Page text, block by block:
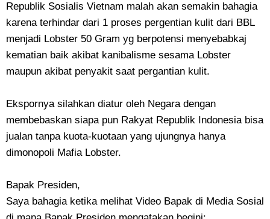
Republik Sosialis Vietnam malah akan semakin bahagia
karena terhindar dari 1 proses pergentian kulit dari BBL
menjadi Lobster 50 Gram yg berpotensi menyebabkaj
kematian baik akibat kanibalisme sesama Lobster
maupun akibat penyakit saat pergantian kulit.
Ekspornya silahkan diatur oleh Negara dengan
membebaskan siapa pun Rakyat Republik Indonesia bisa
jualan tanpa kuota-kuotaan yang ujungnya hanya
dimonopoli Mafia Lobster.
Bapak Presiden,
Saya bahagia ketika melihat Video Bapak di Media Sosial